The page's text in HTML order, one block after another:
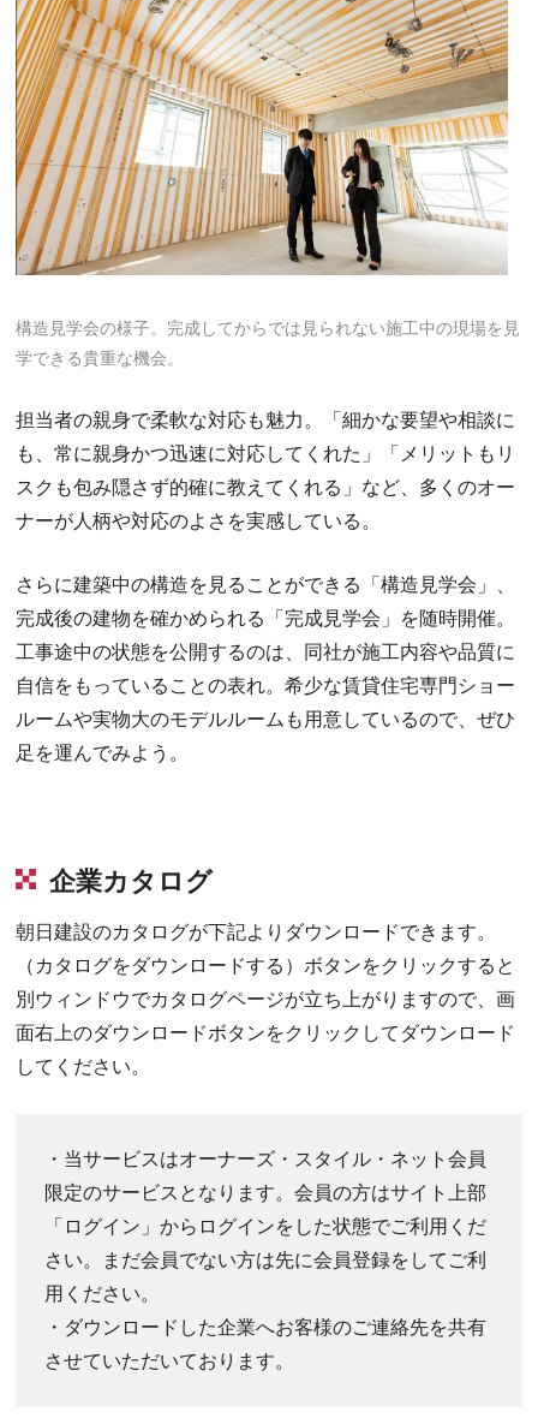
構造見学会の様子。完成してからでは見られない施工中の現場を見
学できる貴重な機会。
担当者の親身で柔軟な対応も魅力。「細かな要望や相談に
も、常に親身かつ迅速に対応してくれた」「メリットもリ
スクも包み隠さず的確に教えてくれる」など、多くのオー
ナーが人柄や対応のよさを実感している。
さらに建築中の構造を見ることができる「構造見学会」、
完成後の建物を確かめられる「完成見学会」を随時開催。
工事途中の状態を公開するのは、同社が施工内容や品質に
自信をもっていることの表れ。希少な賃貸住宅専門ショー
ルームや実物大のモデルルームも用意しているので、ぜひ
足を運んでみよう。
企業カタログ
朝日建設のカタログが下記よりダウンロードできます。
（カタログをダウンロードする）ボタンをクリックすると
別ウィンドウでカタログページが立ち上がりますので、画
面右上のダウンロードボタンをクリックしてダウンロード
してください。
・当サービスはオーナーズ・スタイル・ネット会員
限定のサービスとなります。会員の方はサイト上部
「ログイン」からログインをした状態でご利用くだ
さい。まだ会員でない方は先に会員登録をしてご利
用ください。
・ダウンロードした企業へお客様のご連絡先を共有
させていただいております。